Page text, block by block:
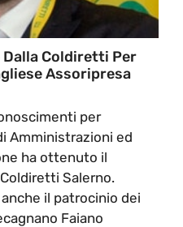
Coldiretti Per
Assoripresa
per
Amministrazioni ed
ha ottenuto il
Salerno.
il patrocinio dei
Faiano